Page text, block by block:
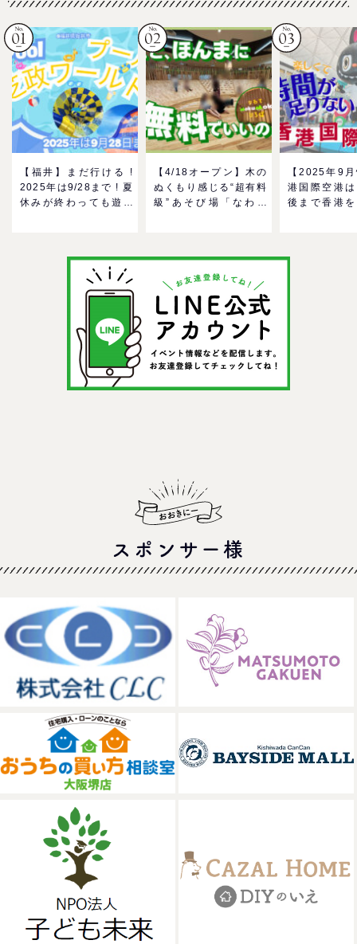
【福井】まだ行ける !
2025年は9/28まで ! 夏
休みが終わっても遊べ
【4/18オープン】木の
ぬくもり感じる“超有料
級”あそび場「なわて
＠イオンモール四條畷
【2025年9
港国際空港
後まで香港
スポンサー様